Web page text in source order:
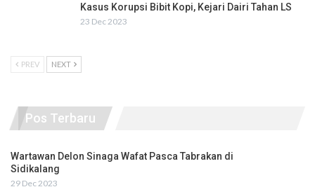
Kasus Korupsi Bibit Kopi, Kejari Dairi Tahan LS
23 Dec 2023
PREV NEXT
Pos Terbaru
Wartawan Delon Sinaga Wafat Pasca Tabrakan di
Sidikalang
29 Dec 2023